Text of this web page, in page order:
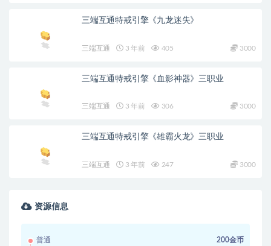
三端互通特戒引擎《九龙迷失》
三端互通 3 年前 405 3000
三端互通特戒引擎《血影神器》三职业
三端互通 3 年前 306 3000
三端互通特戒引擎《雄霸火龙》三职业
三端互通 3 年前 247 3000
资源信息
普通 200金币